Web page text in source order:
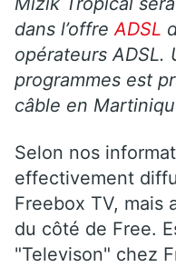
dans l’offre ADSL
opérateurs ADSL.
programmes est
câble en
Selon nos
effectivement
Freebox TV, mais
du côté de Free.
"Televison" chez